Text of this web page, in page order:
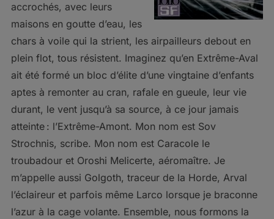
accrochés, avec leurs
maisons en goutte d’eau, les
chars à voile qui la strient, les airpailleurs debout en
plein flot, tous résistent. Imaginez qu’en Extrême-Aval
ait été formé un bloc d’élite d’une vingtaine d’enfants
aptes à remonter au cran, rafale en gueule, leur vie
durant, le vent jusqu’à sa source, à ce jour jamais
atteinte : l’Extrême-Amont. Mon nom est Sov
Strochnis, scribe. Mon nom est Caracole le
troubadour et Oroshi Melicerte, aéromaître. Je
m’appelle aussi Golgoth, traceur de la Horde, Arval
l’éclaireur et parfois même Larco lorsque je braconne
l’azur à la cage volante. Ensemble, nous formons la